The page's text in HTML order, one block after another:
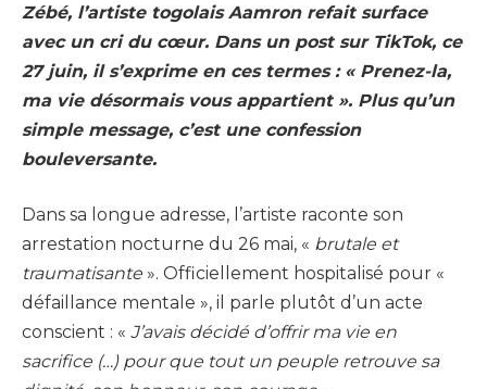
Zébé, l’artiste togolais Aamron refait surface
avec un cri du cœur. Dans un post sur TikTok, ce
27 juin, il s’exprime en ces termes : « Prenez-la,
ma vie désormais vous appartient ». Plus qu’un
simple message, c’est une confession
bouleversante.
Dans sa longue adresse, l’artiste raconte son
arrestation nocturne du 26 mai, « brutale et
traumatisante ». Officiellement hospitalisé pour «
défaillance mentale », il parle plutôt d’un acte
conscient : « J’avais décidé d’offrir ma vie en
sacrifice (…) pour que tout un peuple retrouve sa